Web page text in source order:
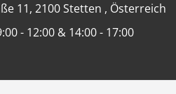
11, 2100 Stetten , Österreich
- 12:00 & 14:00 - 17:00